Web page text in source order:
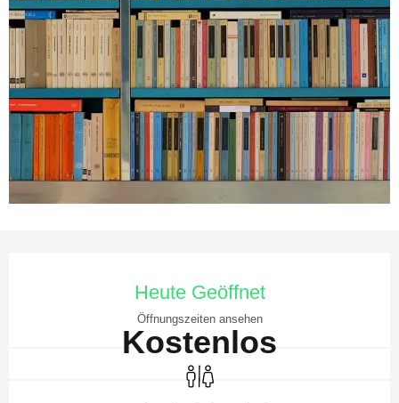
Heute Geöffnet
Öffnungszeiten ansehen
Kostenlos
Toiletten